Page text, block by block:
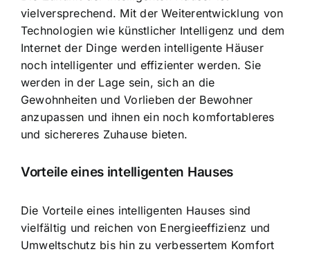
vielversprechend. Mit der Weiterentwicklung von
Technologien wie künstlicher Intelligenz und dem
Internet der Dinge werden intelligente Häuser
noch intelligenter und effizienter werden. Sie
werden in der Lage sein, sich an die
Gewohnheiten und Vorlieben der Bewohner
anzupassen und ihnen ein noch komfortableres
und sichereres Zuhause bieten.
Vorteile eines intelligenten Hauses
Die Vorteile eines intelligenten Hauses sind
vielfältig und reichen von Energieeffizienz und
Umweltschutz bis hin zu verbessertem Komfort